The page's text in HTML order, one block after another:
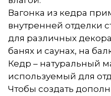
Вагонка из кедра
внутренней отделки
для различных
банях и саунах, на
Кедр – натуральный
используемый для
Чтобы создать